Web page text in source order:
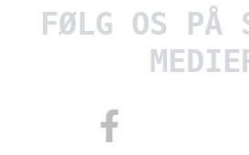
FØLG OS PÅ